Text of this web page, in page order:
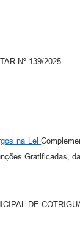
Nº 139/2025.
na Lei
Gratificadas,
DE